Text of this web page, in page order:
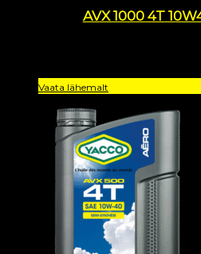
AVX 1000 4T
Vaata lähemalt